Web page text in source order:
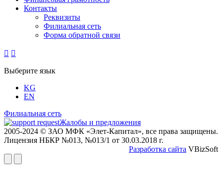
Контакты
Реквизиты
Филиальная сеть
Форма обратной связи
 
Выберите язык
KG
EN
Филиальная сеть
Жалобы и предложения
2005-2024 © ЗАО МФК «Элет-Капитал», все права защищены.
Лицензия НБКР №013, №013/1 от 30.03.2018 г.
Разработка сайта VBizSoft